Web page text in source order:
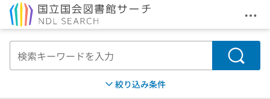
メ
検索
絞り込み条件